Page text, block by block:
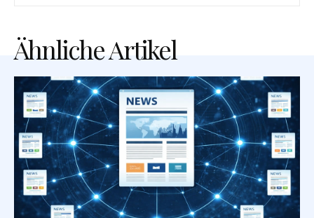
Ähnliche Artikel